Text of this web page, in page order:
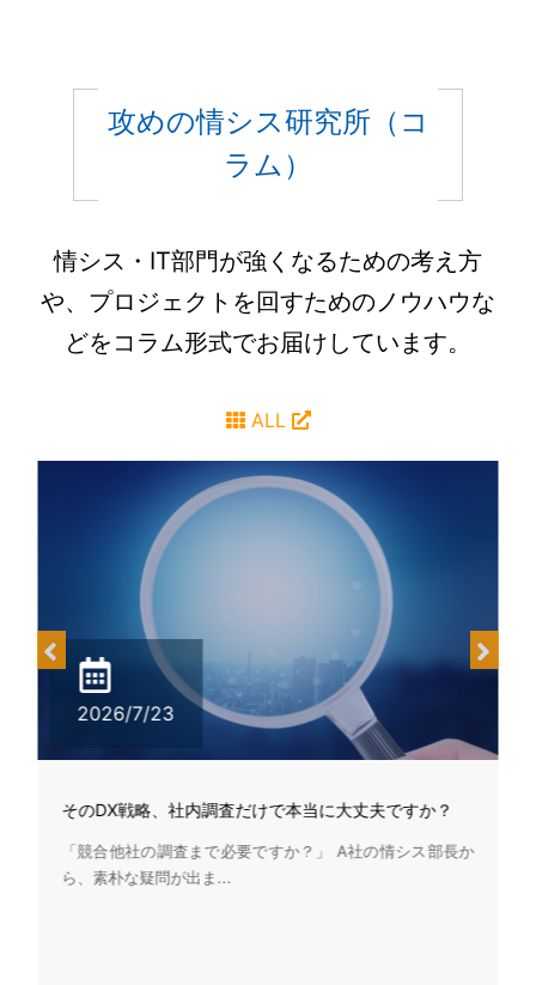
攻めの情シス研究所（コ
ラム）
情シス・IT部門が強くなるための考え方
や、プロジェクトを回すためのノウハウな
どをコラム形式でお届けしています。
ALL
2026/7/23
そのDX戦略、社内調査だけで本当に大丈夫ですか？
「競合他社の調査まで必要ですか？」 A社の情シス部長か
ら、素朴な疑問が出ま...